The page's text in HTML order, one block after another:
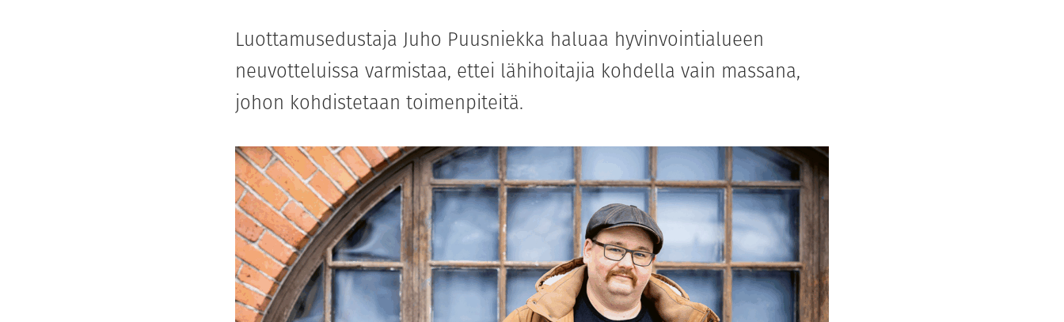
Luottamusedustaja Juho Puusniekka haluaa hyvinvointialueen
neuvotteluissa varmistaa, ettei lähihoitajia kohdella vain massana,
johon kohdistetaan toimenpiteitä.